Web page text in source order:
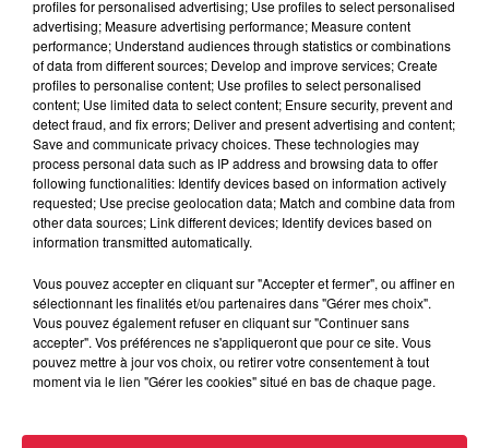
À Hoerdt, de l’eau brune sort des robinets
Depuis plusieurs jours, des habitants de Hoerdt ont vu de
l’eau brune s’écouler de leurs robinets. Face aux
profiles for personalised advertising; Use profiles to select personalised
advertising; Measure advertising performance; Measure content
performance; Understand audiences through statistics or combinations
of data from different sources; Develop and improve services; Create
profiles to personalise content; Use profiles to select personalised
content; Use limited data to select content; Ensure security, prevent and
detect fraud, and fix errors; Deliver and present advertising and content;
Save and communicate privacy choices. These technologies may
process personal data such as IP address and browsing data to offer
following functionalities: Identify devices based on information actively
requested; Use precise geolocation data; Match and combine data from
other data sources; Link different devices; Identify devices based on
information transmitted automatically.
Vous pouvez accepter en cliquant sur "Accepter et fermer", ou affiner en
sélectionnant les finalités et/ou partenaires dans "Gérer mes choix".
Vous pouvez également refuser en cliquant sur "Continuer sans
accepter". Vos préférences ne s'appliqueront que pour ce site. Vous
pouvez mettre à jour vos choix, ou retirer votre consentement à tout
moment via le lien "Gérer les cookies" situé en bas de chaque page.